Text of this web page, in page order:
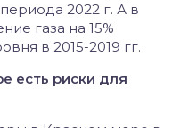
2022 г. А в
газа на 15%
в 2015-2019 гг.
есть риски для